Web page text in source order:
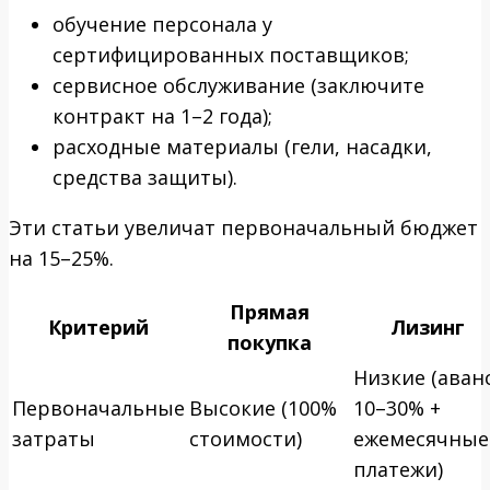
обучение персонала у
сертифицированных поставщиков;
сервисное обслуживание (заключите
контракт на 1–2 года);
расходные материалы (гели, насадки,
средства защиты).
Эти статьи увеличат первоначальный бюджет
на 15–25%.
Критерий
Прямая
покупка
Лизинг
Первоначальные
затраты
Высокие (100%
стоимости)
Низкие
10–30% +
ежемесячные
платежи)